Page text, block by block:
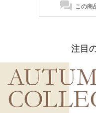
この商
注目